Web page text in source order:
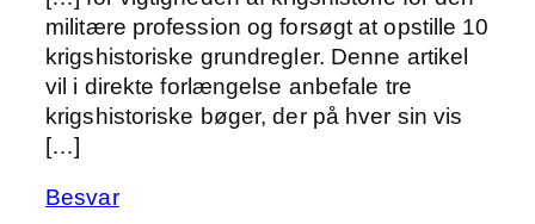
militære profession og forsøgt at opstille 10
krigshistoriske grundregler. Denne artikel
vil i direkte forlængelse anbefale tre
krigshistoriske bøger, der på hver sin vis
[…]
Besvar